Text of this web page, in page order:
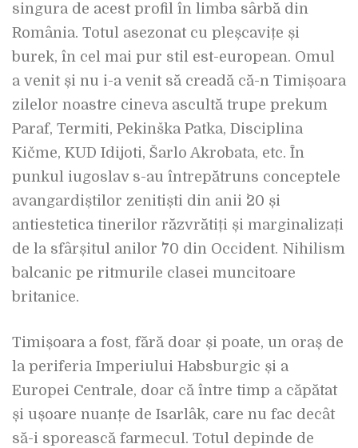
singura de acest profil în limba sârbă din
România. Totul asezonat cu pleșcavițe și
burek, în cel mai pur stil est-european. Omul
a venit și nu i-a venit să creadă că-n Timișoara
zilelor noastre cineva ascultă trupe prekum
Paraf, Termiti, Pekinška Patka, Disciplina
Kičme, KUD Idijoti, Šarlo Akrobata, etc. În
punkul iugoslav s-au întrepătruns conceptele
avangardiștilor zenitiști din anii `20 și
antiestetica tinerilor răzvrătiți și marginalizați
de la sfârșitul anilor `70 din Occident. Nihilism
balcanic pe ritmurile clasei muncitoare
britanice.
Timișoara a fost, fără doar și poate, un oraș de
la periferia Imperiului Habsburgic și a
Europei Centrale, doar că între timp a căpătat
și ușoare nuanțe de Isarlâk, care nu fac decât
să-i sporească farmecul. Totul depinde de